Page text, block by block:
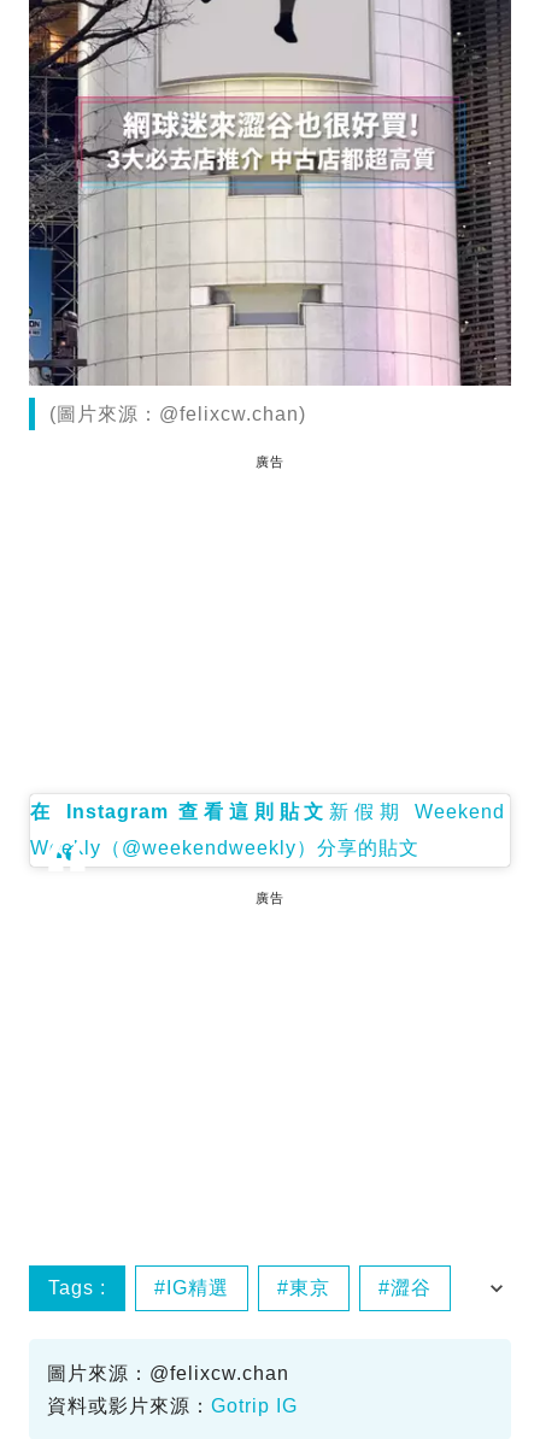
(圖片來源：@felixcw.chan)
廣告
在 Instagram 查看這則貼文 新假期 Weekend
Weekly（@weekendweekly）分享的貼文
廣告
Tags : IG精選 東京 澀谷
圖片來源：@felixcw.chan
資料或影片來源： Gotrip IG